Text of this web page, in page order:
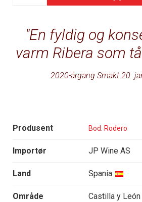
En fyldig og
varm Ribera som
2020-årgang Smakt 20.
Produsent Bod. Rodero
Importør JP Wine AS
Land Spania
Område Castilla y León